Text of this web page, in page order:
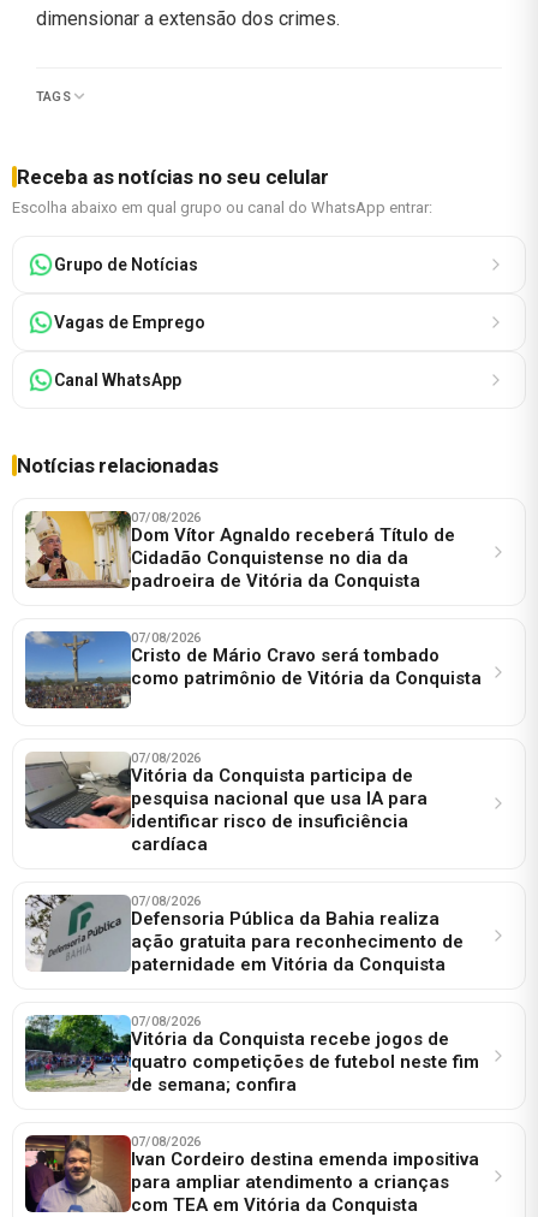
dimensionar a extensão dos crimes.
TAGS
Receba as notícias no seu celular
Escolha abaixo em qual grupo ou canal do WhatsApp entrar:
Grupo de Notícias
Vagas de Emprego
Canal WhatsApp
Notícias relacionadas
07/08/2026
Dom Vítor Agnaldo receberá Título de
Cidadão Conquistense no dia da
padroeira de Vitória da Conquista
07/08/2026
Cristo de Mário Cravo será tombado
como patrimônio de Vitória da Conquista
07/08/2026
Vitória da Conquista participa de
pesquisa nacional que usa IA para
identificar risco de insuficiência
cardíaca
07/08/2026
Defensoria Pública da Bahia realiza
ação gratuita para reconhecimento de
paternidade em Vitória da Conquista
07/08/2026
Vitória da Conquista recebe jogos de
quatro competições de futebol neste fim
de semana; confira
07/08/2026
Ivan Cordeiro destina emenda impositiva
para ampliar atendimento a crianças
com TEA em Vitória da Conquista